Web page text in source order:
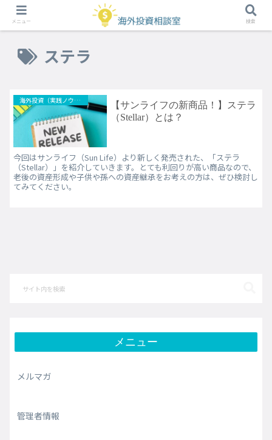
ステラ
海外投資（実践ノウハウ）
【サンライフの新商品！】­ステラ
（Stellar）とは？
今回はサンライフ（Sun Life）より新しく発売された、「ステラ
（Stellar）」を紹介していきます。とても利回りが高い商品なので、
老後の資産形成や子供や孫への資産継承をお考えの方は、ぜひ検討し
てみてください。
メニュー
メルマガ
管理者情報
メニュー 検索